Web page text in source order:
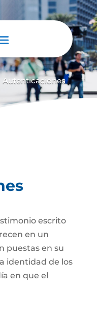
Autenticaciones
escrito
en un
puestas en su
identidad de los
en que el